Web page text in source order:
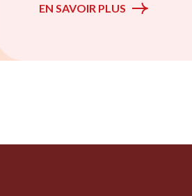
EN SAVOIR PLUS